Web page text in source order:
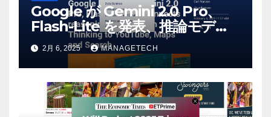
Google が Gemini 2.0 Pro、
Flash-Lite を発表、推論モデル
Flash Thinking を YouTube、
マップ、検索に接続 |
VentureBeat
2月 6, 2025 MANAGETECH